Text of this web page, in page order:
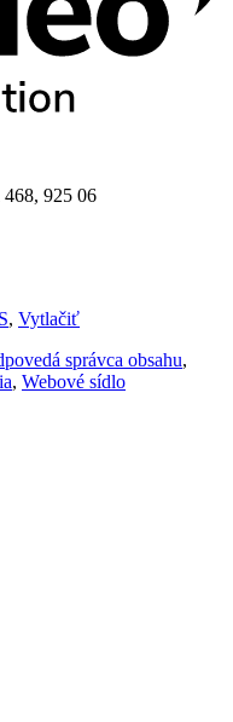
925 06
, Vytlačiť
správca obsahu,
, Webové sídlo